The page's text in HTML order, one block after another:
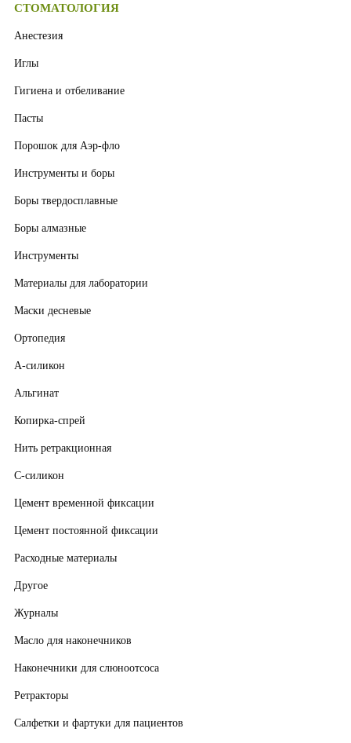
СТОМАТОЛОГИЯ
Анестезия
Иглы
Гигиена и отбеливание
Пасты
Порошок для Аэр-фло
Инструменты и боры
Боры твердосплавные
Боры алмазные
Инструменты
Материалы для лаборатории
Маски десневые
Ортопедия
А-силикон
Альгинат
Копирка-спрей
Нить ретракционная
С-силикон
Цемент временной фиксации
Цемент постоянной фиксации
Расходные материалы
Другое
Журналы
Масло для наконечников
Наконечники для слюноотсоса
Ретракторы
Салфетки и фартуки для пациентов